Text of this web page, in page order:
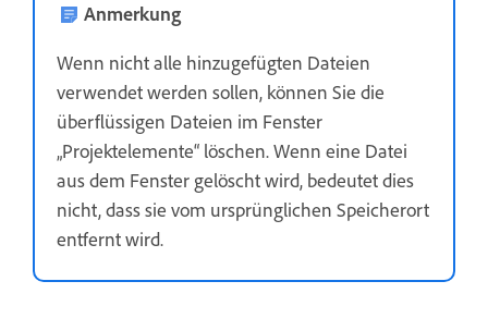
Anmerkung
Wenn nicht alle hinzugefügten Dateien
verwendet werden sollen, können Sie die
überflüssigen Dateien im Fenster
„Projektelemente“ löschen. Wenn eine Datei
aus dem Fenster gelöscht wird, bedeutet dies
nicht, dass sie vom ursprünglichen Speicherort
entfernt wird.